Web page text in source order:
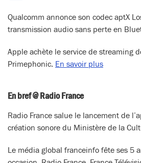
Qualcomm annonce son codec aptX
transmission audio sans perte en
Apple achète le service de streaming
Primephonic. En savoir plus
En bref @ Radio France
Radio France salue le lancement de
création sonore du Ministère de la
Le média global franceinfo fête ses 5